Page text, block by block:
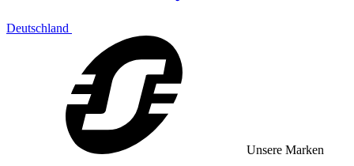
Deutschland
Unsere Marken